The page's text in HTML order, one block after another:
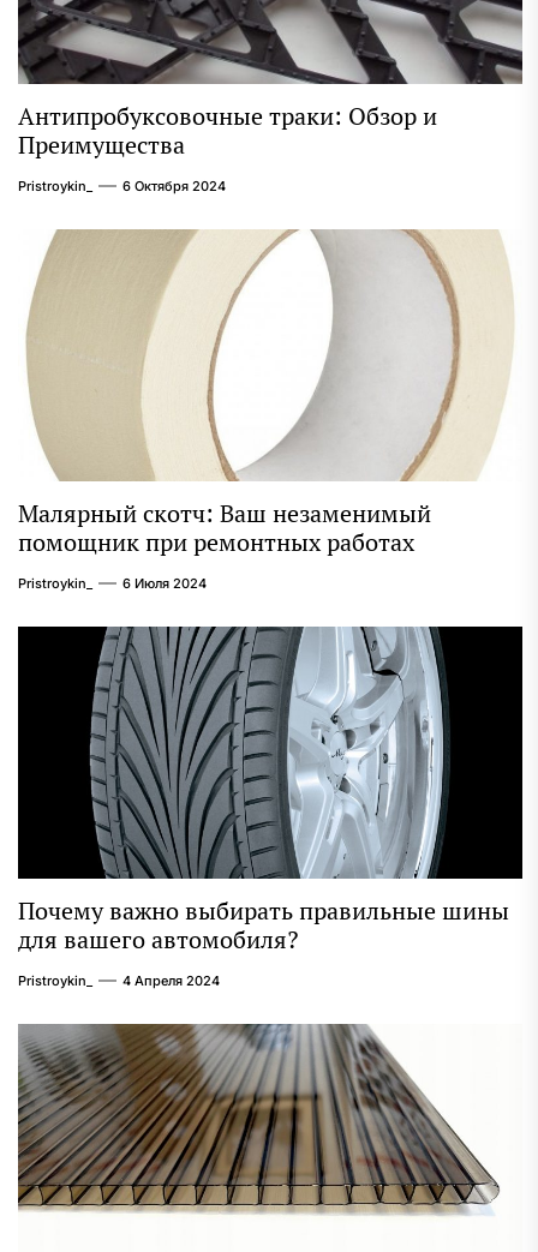
Антипробуксовочные траки: Обзор и
Преимущества
Pristroykin_ 6 Октября 2024
Малярный скотч: Ваш незаменимый
помощник при ремонтных работах
Pristroykin_ 6 Июля 2024
Почему важно выбирать правильные шины
для вашего автомобиля?
Pristroykin_ 4 Апреля 2024